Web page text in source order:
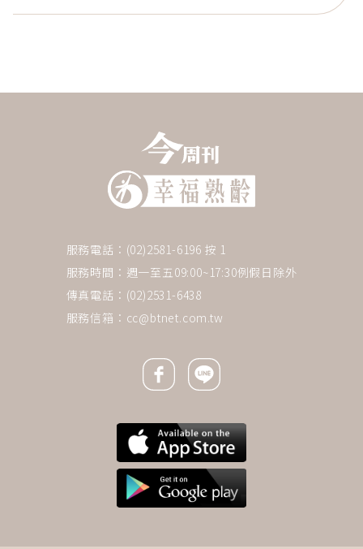
服務電話：(02)2581-6196 按 1
服務時間：週一至五09:00~17:30例假日除外
傳真電話：(02)2531-6438
服務信箱： cc@btnet.com.tw
Facebook icon
Line icon